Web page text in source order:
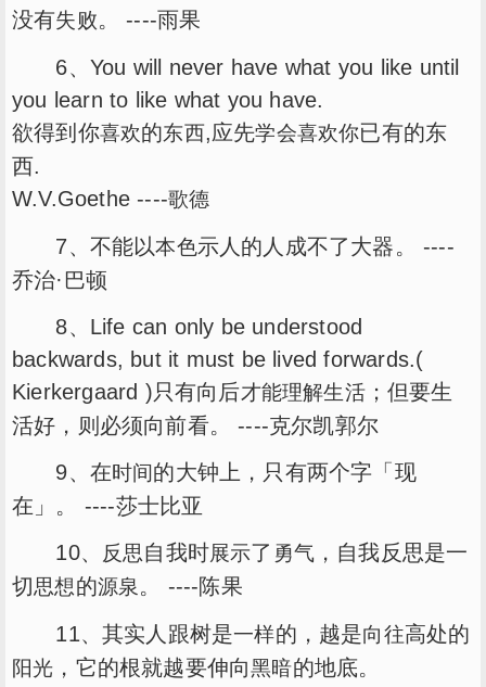
没有失败。 ----雨果
6、You will never have what you like until
you learn to like what you have.
欲得到你喜欢的东西,应先学会喜欢你已有的东
西.
W.V.Goethe ----歌德
7、不能以本色示人的人成不了大器。 ----
乔治·巴顿
8、Life can only be understood
backwards, but it must be lived forwards.(
Kierkergaard )只有向后才能理解生活；但要生
活好，则必须向前看。 ----克尔凯郭尔
9、在时间的大钟上，只有两个字「现
在」。 ----莎士比亚
10、
反思自我时展示了 勇气 ，自我反思是一
切思想的源泉。 ----陈果
11、其实人跟树是一样的，越是向往高处的
阳光 ，它的根就越要伸向黑暗的地底。